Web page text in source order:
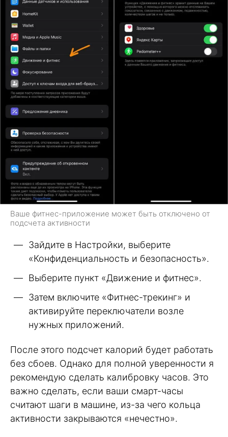
Ваше фитнес-приложение может быть отключено от
подсчета активности
Зайдите в Настройки, выберите
«Конфиденциальность и безопасность».
Выберите пункт «Движение и фитнес».
Затем включите «Фитнес-трекинг» и
активируйте переключатели возле
нужных приложений.
После этого подсчет калорий будет работать
без сбоев. Однако для полной уверенности я
рекомендую сделать калибровку часов. Это
важно сделать, если ваши смарт-часы
считают шаги в машине, из-за чего кольца
активности закрываются «нечестно».